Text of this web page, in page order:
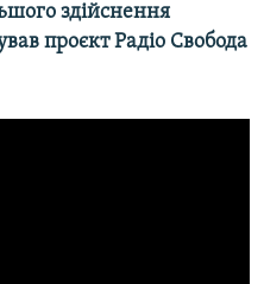
здійснення
проєкт Радіо Свобода